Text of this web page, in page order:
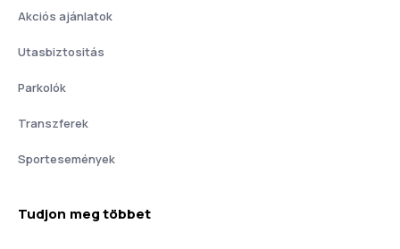
Akciós ajánlatok
Utasbiztositás
Parkolók
Transzferek
Sportesemények
Tudjon meg többet